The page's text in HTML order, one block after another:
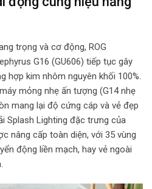
trọng và cơ động, ROG
G16 (GU606) tiếp tục gây
hợp kim nhôm nguyên khối 100%.
mỏng nhẹ ấn tượng (G14 nhẹ
mang lại độ cứng cáp và vẻ đẹp
Splash Lighting đặc trưng của
nâng cấp toàn diện, với 35 vùng
động liền mạch, hay vẻ ngoài